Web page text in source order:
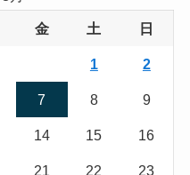
金 土 日
1 2
7 8 9
14 15 16
21 22 23